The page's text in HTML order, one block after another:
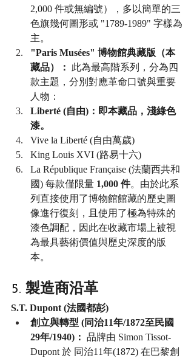
2,000 件或無編號），多以簡單的三
色旗幾何圖形或 "1789-1989" 字樣為
主。
"Paris Musées" 博物館典藏版（本
藏品）：
此為最高階系列，分為四
款主題，分別對應革命口號與重要
人物：
Liberté (自由)：即本藏品，淺綠色
漆。
Vive la Liberté (自由萬歲)
King Louis XVI (路易十六)
La République Française (法蘭西共和
國) 每款僅限量 1,000 件。由於此系
列直接使用了博物館館藏的歷史圖
像進行復刻，且使用了極為特殊的
漆色調配，因此在收藏市場上被視
為最具藝術價值與歷史深度的版
本。
5. 製造商沿革
S.T. Dupont (法國都彭)
創立與轉型 (同治11年/1872至民國
29年/1940)： 品牌由 Simon Tissot-
Dupont 於 同治11年(1872) 在巴黎創